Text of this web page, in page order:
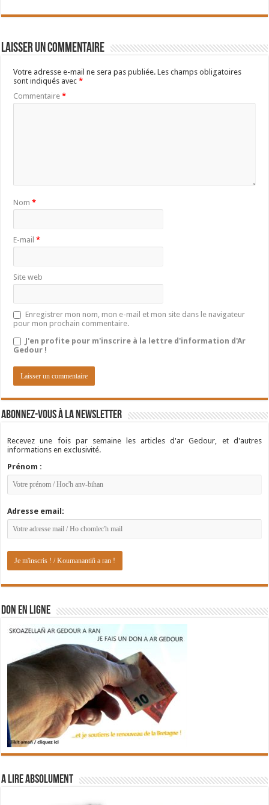
Laisser un commentaire
Votre adresse e-mail ne sera pas publiée. Les champs obligatoires
sont indiqués avec*
Commentaire*
Nom*
E-mail*
Site web
Enregistrer mon nom, mon e-mail et mon site dans le navigateur
pour mon prochain commentaire.
J'en profite pour m'inscrire à la lettre d'information d'Ar
Gedour !
Abonnez-vous à la newsletter
Recevez une fois par semaine les articles d'ar Gedour, et d'autres
informations en exclusivité.
Prénom :
Adresse email:
DON EN LIGNE
A lire absolument